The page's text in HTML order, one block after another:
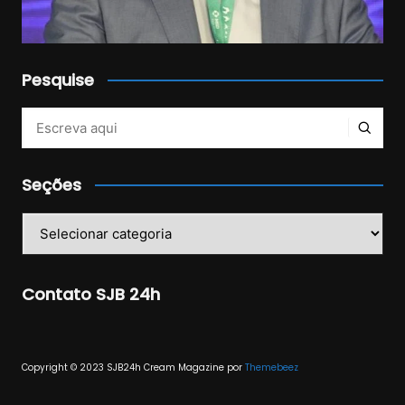
Pesquise
Seções
Contato SJB 24h
Copyright © 2023 SJB24h Cream Magazine por Themebeez